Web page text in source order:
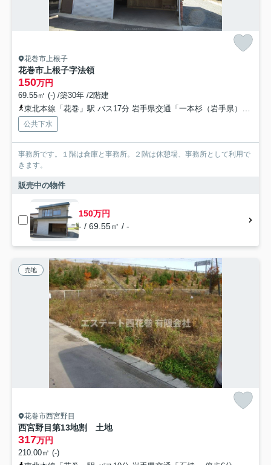
花巻市上根子
花巻市上根子字法領
150万円
69.55㎡ (-) /築30年 /2階建
東北本線「花巻」駅 バス17分 岩手県交通「一本杉（岩手県）」 停歩5分
公共下水
事務所です。１階は倉庫と事務所。２階は休憩場、事務所として利用で
きます。
販売中の物件
150万円
- / 69.55㎡ / -
売地
花巻市西宮野目
西宮野目第13地割 土地
317万円
210.00㎡ (-)